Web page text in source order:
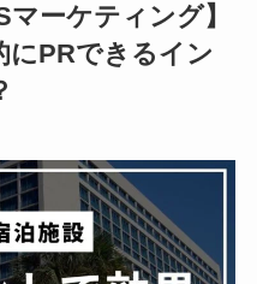
マーケティング】
にPRできるイン